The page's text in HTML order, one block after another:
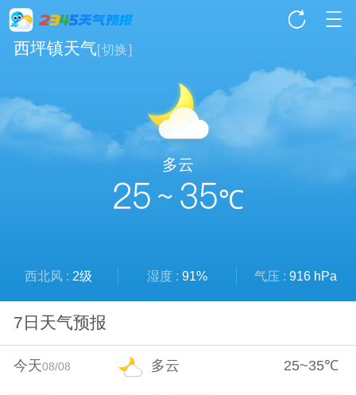
西坪镇天气[切换]
多云
25 ~ 35℃
西北风 : 2级 湿度 : 91% 气压 : 916 hPa
7日天气预报
今天08/08 多云 25~35℃